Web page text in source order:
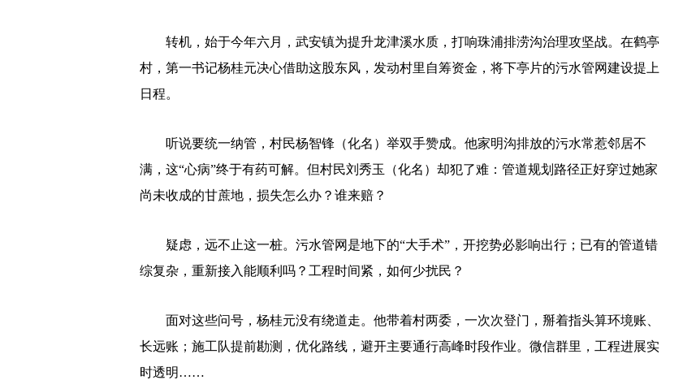
转机，始于今年六月，武安镇为提升龙津溪水质，打响珠浦排涝沟治理攻坚战。在鹤亭
村，第一书记杨桂元决心借助这股东风，发动村里自筹资金，将下亭片的污水管网建设提上
日程。
听说要统一纳管，村民杨智锋（化名）举双手赞成。他家明沟排放的污水常惹邻居不
满，这“心病”终于有药可解。但村民刘秀玉（化名）却犯了难：管道规划路径正好穿过她家
尚未收成的甘蔗地，损失怎么办？谁来赔？
疑虑，远不止这一桩。污水管网是地下的“大手术”，开挖势必影响出行；已有的管道错
综复杂，重新接入能顺利吗？工程时间紧，如何少扰民？
面对这些问号，杨桂元没有绕道走。他带着村两委，一次次登门，掰着指头算环境账、
长远账；施工队提前勘测，优化路线，避开主要通行高峰时段作业。微信群里，工程进展实
时透明……